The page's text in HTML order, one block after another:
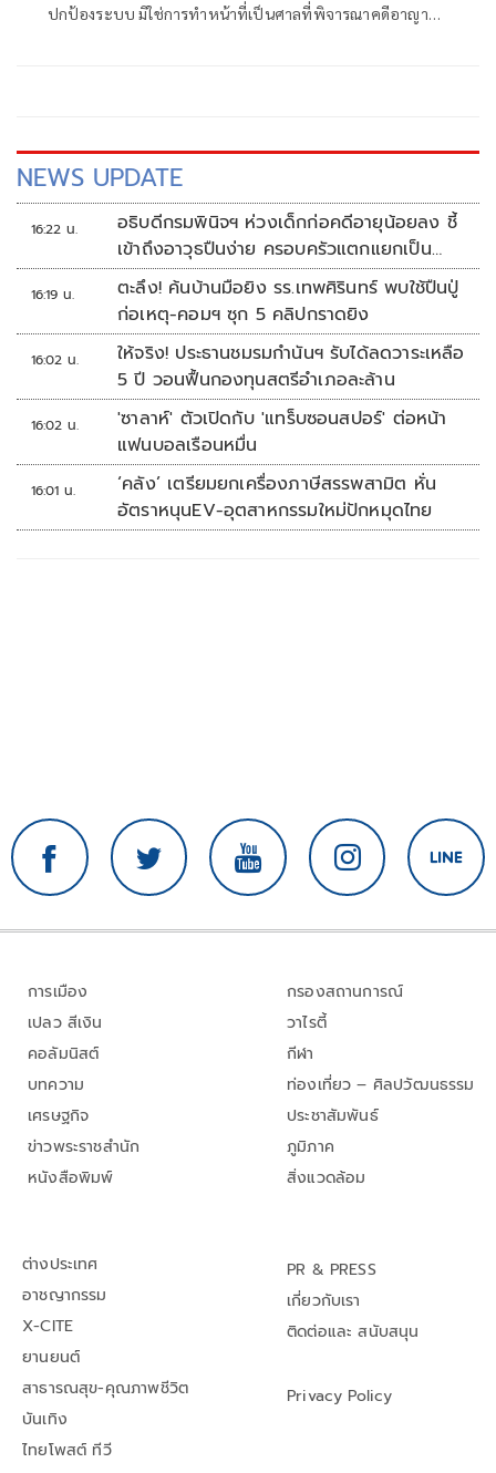
ปกป้องระบบ มิใช่การทำหน้าที่เป็นศาลที่พิจารณาคดีอาญา
NEWS UPDATE
16:22 น.
อธิบดีกรมพินิจฯ ห่วงเด็กก่อคดีอายุน้อยลง ชี้
เข้าถึงอาวุธปืนง่าย ครอบครัวแตกแยกเป็น
ชนวนสำคัญ
16:19 น.
ตะลึง! ค้นบ้านมือยิง รร.เทพศิรินทร์ พบใช้ปืนปู่
ก่อเหตุ-คอมฯ ซุก 5 คลิปกราดยิง
16:02 น.
ให้จริง! ประธานชมรมกำนันฯ รับได้ลดวาระเหลือ
5 ปี วอนฟื้นกองทุนสตรีอำเภอละล้าน
16:02 น.
'ซาลาห์' ตัวเปิดกับ 'แทร็บซอนสปอร์' ต่อหน้า
แฟนบอลเรือนหมื่น
16:01 น.
‘คลัง’ เตรียมยกเครื่องภาษีสรรพสามิต หั่น
อัตราหนุนEV-อุตสาหกรรมใหม่ปักหมุดไทย
การเมือง
เปลว สีเงิน
คอลัมนิสต์
บทความ
เศรษฐกิจ
ข่าวพระราชสำนัก
หนังสือพิมพ์
กรองสถานการณ์
วาไรตี้
กีฬา
ท่องเที่ยว – ศิลปวัฒนธรรม
ประชาสัมพันธ์
ภูมิภาค
สิ่งแวดล้อม
ต่างประเทศ
อาชญากรรม
X-CITE
ยานยนต์
สาธารณสุข-คุณภาพชีวิต
บันเทิง
ไทยโพสต์ ทีวี
PR & PRESS
เกี่ยวกับเรา
ติดต่อและ สนับสนุน
Privacy Policy